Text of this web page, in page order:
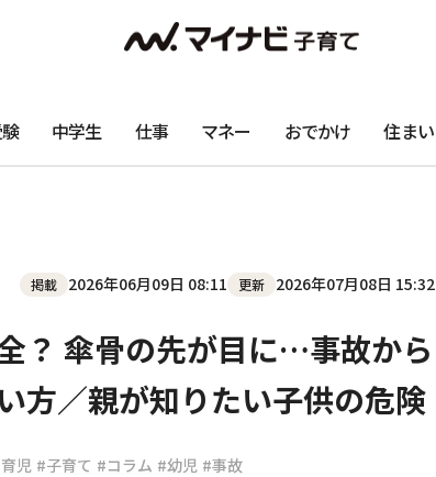
中学生 仕事 マネー おでかけ 住まい
掲載 2026年06月09日 08:11 更新 2026年07月08日 15:32
？ 傘骨の先が目に…事故から
方／親が知りたい子供の危険
児 #子育て #コラム #幼児 #事故